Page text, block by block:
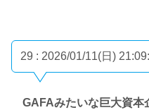
29 : 2026/01/11(日)
GAFAみたいな巨大資本